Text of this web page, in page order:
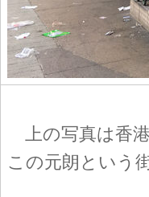
上の写真は香
この元朗という